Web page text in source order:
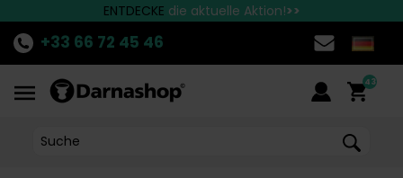
ENTDECKE die aktuelle Aktion!>>
Schnelle Lieferung nach Deutschland!
Die besten Marken finden Sie bei Darnashop
+33 66 72 45 46
43